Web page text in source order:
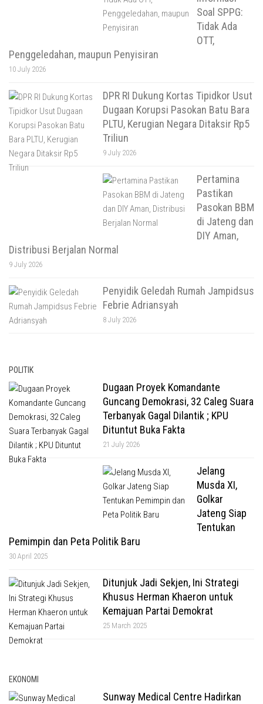
Soal SPPG:
Tidak Ada
OTT,
Penggeledahan, maupun Penyisiran
10 July 2026
DPR RI Dukung Kortas Tipidkor Usut
Dugaan Korupsi Pasokan Batu Bara
PLTU, Kerugian Negara Ditaksir Rp5
Triliun
9 July 2026
Pertamina
Pastikan
Pasokan BBM
di Jateng dan
DIY Aman,
Distribusi Berjalan Normal
9 July 2026
Penyidik Geledah Rumah Jampidsus
Febrie Adriansyah
8 July 2026
POLITIK
Dugaan Proyek Komandante
Guncang Demokrasi, 32 Caleg Suara
Terbanyak Gagal Dilantik ; KPU
Dituntut Buka Fakta
21 July 2026
Jelang
Musda XI,
Golkar
Jateng Siap
Tentukan
Pemimpin dan Peta Politik Baru
30 April 2025
Ditunjuk Jadi Sekjen, Ini Strategi
Khusus Herman Khaeron untuk
Kemajuan Partai Demokrat
25 March 2025
EKONOMI
Sunway Medical Centre Hadirkan